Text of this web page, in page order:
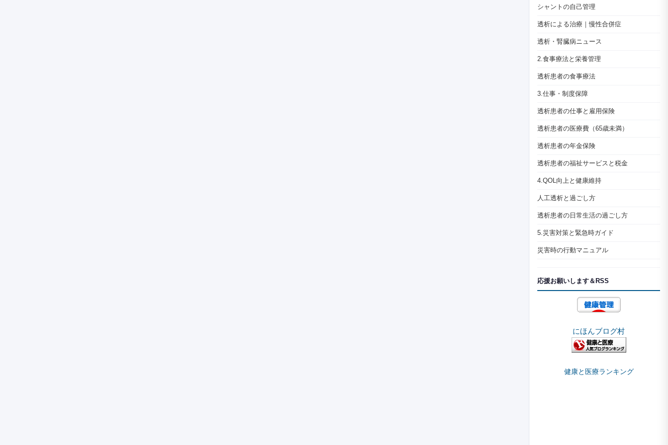
シャントの自己管理
透析による治療｜慢性合併症
透析・腎臓病ニュース
2.食事療法と栄養管理
透析患者の食事療法
3.仕事・制度保障
透析患者の仕事と雇用保険
透析患者の医療費（65歳未満）
透析患者の年金保険
透析患者の福祉サービスと税金
4.QOL向上と健康維持
人工透析と過ごし方
透析患者の日常生活の過ごし方
5.災害対策と緊急時ガイド
災害時の行動マニュアル
応援お願いします＆RSS
にほんブログ村
健康と医療ランキング